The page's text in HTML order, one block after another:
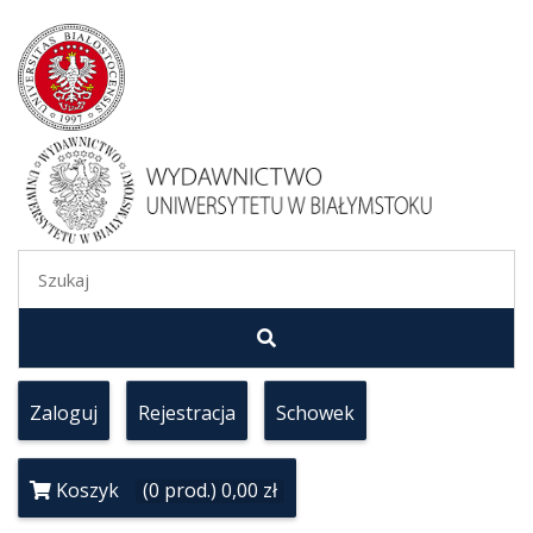
Zaloguj Rejestracja Schowek
Koszyk (0 prod.) 0,00 zł